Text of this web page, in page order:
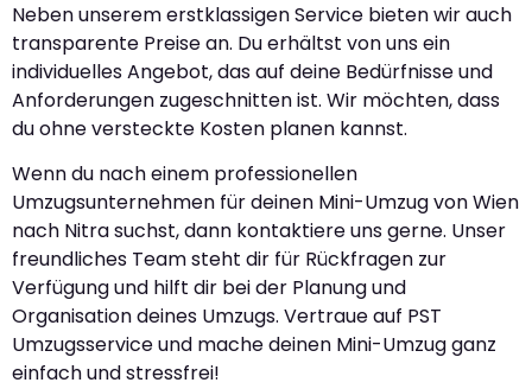
Neben unserem erstklassigen Service bieten wir auch
transparente Preise an. Du erhältst von uns ein
individuelles Angebot, das auf deine Bedürfnisse und
Anforderungen zugeschnitten ist. Wir möchten, dass
du ohne versteckte Kosten planen kannst.
Wenn du nach einem professionellen
Umzugsunternehmen für deinen Mini-Umzug von Wien
nach Nitra suchst, dann kontaktiere uns gerne. Unser
freundliches Team steht dir für Rückfragen zur
Verfügung und hilft dir bei der Planung und
Organisation deines Umzugs. Vertraue auf PST
Umzugsservice und mache deinen Mini-Umzug ganz
einfach und stressfrei!